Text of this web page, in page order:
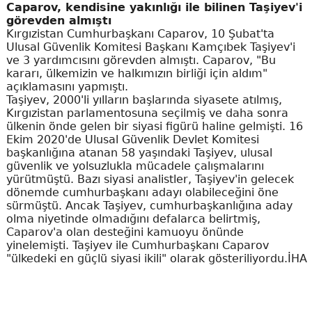
Caparov, kendisine yakınlığı ile bilinen Taşiyev'i
görevden almıştı
Kırgızistan Cumhurbaşkanı Caparov, 10 Şubat'ta
Ulusal Güvenlik Komitesi Başkanı Kamçıbek Taşiyev'i
ve 3 yardımcısını görevden almıştı. Caparov, "Bu
kararı, ülkemizin ve halkımızın birliği için aldım"
açıklamasını yapmıştı.
Taşiyev, 2000'li yılların başlarında siyasete atılmış,
Kırgızistan parlamentosuna seçilmiş ve daha sonra
ülkenin önde gelen bir siyasi figürü haline gelmişti. 16
Ekim 2020'de Ulusal Güvenlik Devlet Komitesi
başkanlığına atanan 58 yaşındaki Taşiyev, ulusal
güvenlik ve yolsuzlukla mücadele çalışmalarını
yürütmüştü. Bazı siyasi analistler, Taşiyev'in gelecek
dönemde cumhurbaşkanı adayı olabileceğini öne
sürmüştü. Ancak Taşiyev, cumhurbaşkanlığına aday
olma niyetinde olmadığını defalarca belirtmiş,
Caparov'a olan desteğini kamuoyu önünde
yinelemişti. Taşiyev ile Cumhurbaşkanı Caparov
"ülkedeki en güçlü siyasi ikili" olarak gösteriliyordu.İHA